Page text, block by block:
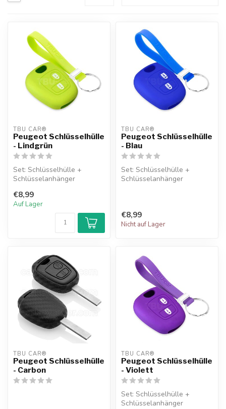
TBU CAR®
Peugeot Schlüsselhülle
- Lindgrün
Set: Schlüsselhülle +
Schlüsselanhänger
€8,99
Auf Lager
TBU CAR®
Peugeot Schlüsselhülle
- Blau
Set: Schlüsselhülle +
Schlüsselanhänger
€8,99
Nicht auf Lager
TBU CAR®
Peugeot Schlüsselhülle
- Carbon
TBU CAR®
Peugeot Schlüsselhülle
- Violett
Set: Schlüsselhülle +
Schlüsselanhänger